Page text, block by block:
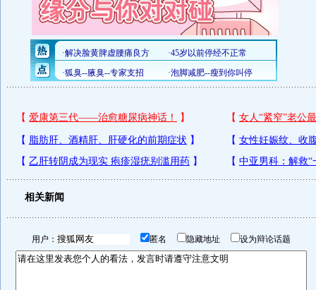
相关新闻
用户： 匿名 隐藏地址 设为辩论话题